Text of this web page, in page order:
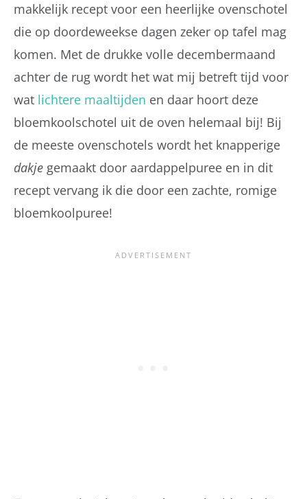
makkelijk recept voor een heerlijke ovenschotel
die op doordeweekse dagen zeker op tafel mag
komen. Met de drukke volle decembermaand
achter de rug wordt het wat mij betreft tijd voor
wat lichtere maaltijden en daar hoort deze
bloemkoolschotel uit de oven helemaal bij! Bij
de meeste ovenschotels wordt het knapperige
dakje gemaakt door aardappelpuree en in dit
recept vervang ik die door een zachte, romige
bloemkoolpuree!